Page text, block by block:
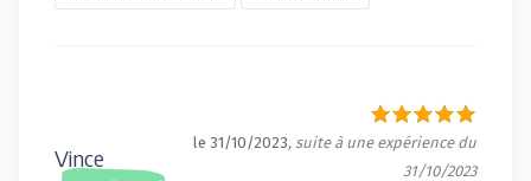
Vince
le 31/10/2023, suite à une expérience du
31/10/2023